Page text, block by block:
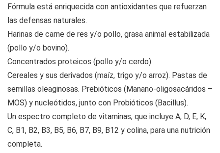
Fórmula está enriquecida con antioxidantes que refuerzan
las defensas naturales.
Harinas de carne de res y/o pollo, grasa animal estabilizada
(pollo y/o bovino).
Concentrados proteicos (pollo y/o cerdo).
Cereales y sus derivados (maíz, trigo y/o arroz). Pastas de
semillas oleaginosas. Prebióticos (Manano-oligosacáridos –
MOS) y nucleótidos, junto con Probióticos (Bacillus).
Un espectro completo de vitaminas, que incluye A, D, E, K,
C, B1, B2, B3, B5, B6, B7, B9, B12 y colina, para una nutrición
completa.